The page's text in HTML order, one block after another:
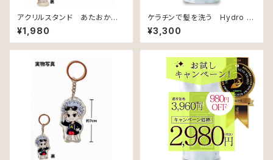
アクリルスタンド あたおか会
長 オリジナル
¥1,980
ケラチンで髪を洗う Hydro C
are Treatment（アップル&ジャ
スミンの香り）【ハリコシケア用】
【リフィル】
¥3,300